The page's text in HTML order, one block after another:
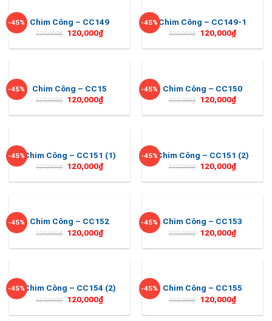
-45% Chim Công – CC149
220,000₫ 120,000₫
-45% Chim Công – CC149-1
220,000₫ 120,000₫
-45% Chim Công – CC15
220,000₫ 120,000₫
-45% Chim Công – CC150
220,000₫ 120,000₫
-45%Chim Công – CC151 (1)
220,000₫ 120,000₫
-45%Chim Công – CC151 (2)
220,000₫ 120,000₫
-45% Chim Công – CC152
220,000₫ 120,000₫
-45% Chim Công – CC153
220,000₫ 120,000₫
-45%Chim Công – CC154 (2)
220,000₫ 120,000₫
-45% Chim Công – CC155
220,000₫ 120,000₫